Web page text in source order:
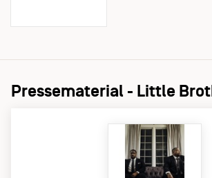
Pressematerial - Little